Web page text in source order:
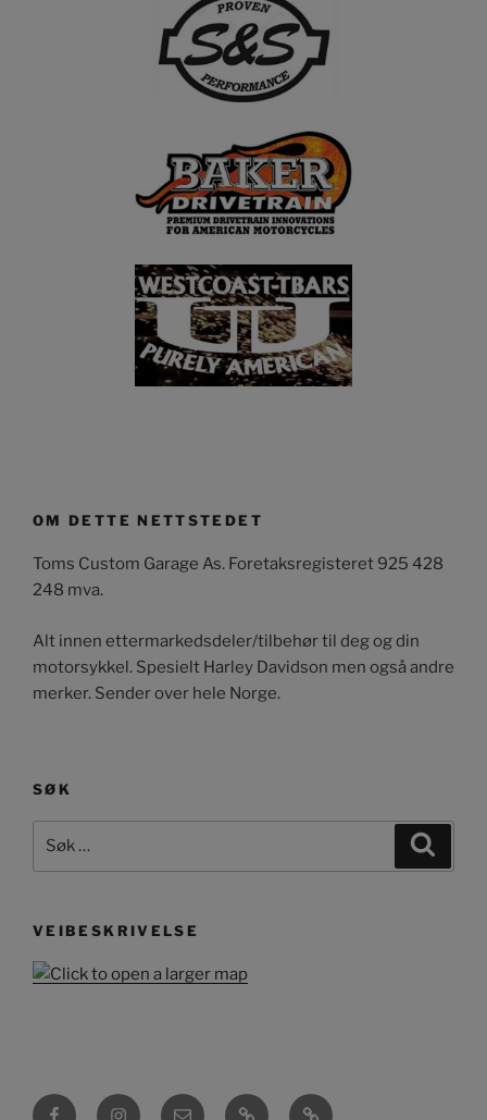
OM DETTE NETTSTEDET
Toms Custom Garage As. Foretaksregisteret 925 428
248 mva.
Alt innen ettermarkedsdeler/tilbehør til deg og din
motorsykkel. Spesielt Harley Davidson men også andre
merker. Sender over hele Norge.
SØK
VEIBESKRIVELSE